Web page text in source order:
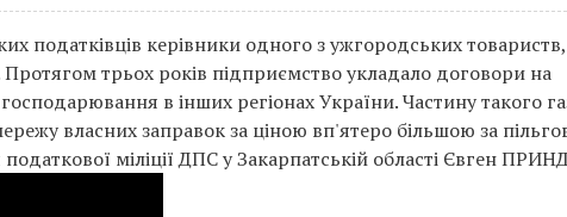
податківців керівники одного з ужгородських
Протягом трьох років підприємство укладало договори на
в інших регіонах України. Частину такого
власних заправок за ціною вп'ятеро більшою за
міліції ДПС у Закарпатській області Євген